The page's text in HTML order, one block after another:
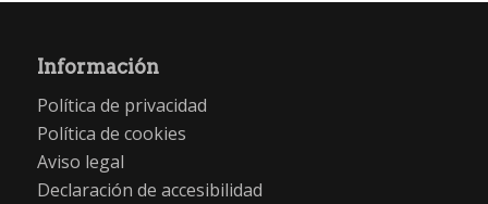
Información
Política de privacidad
Política de cookies
Aviso legal
Declaración de accesibilidad